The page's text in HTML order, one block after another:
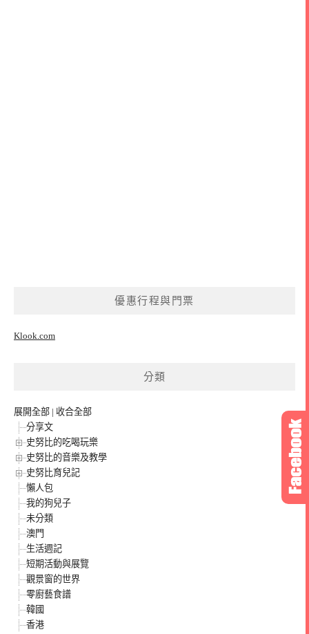
優惠行程與門票
Klook.com
分類
展開全部 | 收合全部
分享文
史努比的吃喝玩樂
史努比的音樂及教學
史努比育兒記
懶人包
我的狗兒子
未分類
澳門
生活週記
短期活動與展覽
觀景窗的世界
零廚藝食譜
韓國
香港